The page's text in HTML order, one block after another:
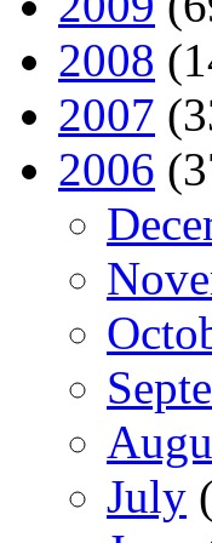
2008
2007
2006
July